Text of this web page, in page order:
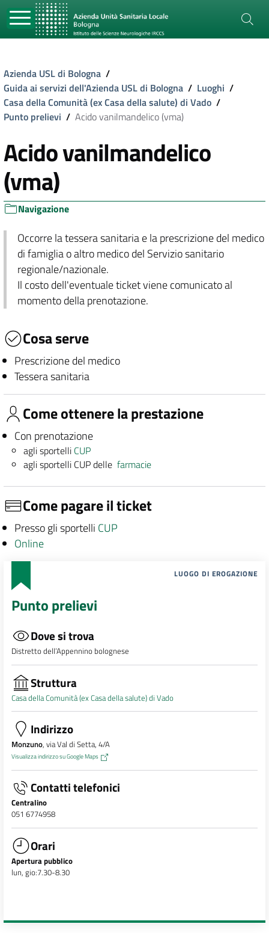
Azienda USL di Bologna /
Guida ai servizi dell'Azienda USL di Bologna / Luoghi /
Casa della Comunità (ex Casa della salute) di Vado /
Punto prelievi / Acido vanilmandelico (vma)
Acido vanilmandelico
(vma)
Navigazione
Occorre la tessera sanitaria e la prescrizione del medico
di famiglia o altro medico del Servizio sanitario
regionale/nazionale.
Il costo dell'eventuale ticket viene comunicato al
momento della prenotazione.
Cosa serve
Prescrizione del medico
Tessera sanitaria
Come ottenere la prestazione
Con prenotazione
agli sportelli CUP
agli sportelli CUP dellefarmacie
Come pagare il ticket
Presso gli sportelli CUP
Online
LUOGO DI EROGAZIONE
Punto prelievi
Dove si trova
Distretto dell’Appennino bolognese
Struttura
Casa della Comunità (ex Casa della salute) di Vado
Indirizzo
Monzuno, via Val di Setta, 4/A
Visualizza indirizzo su Google Maps
Contatti telefonici
Centralino
051 6774958
Orari
Apertura pubblico
lun, gio:7.30-8.30